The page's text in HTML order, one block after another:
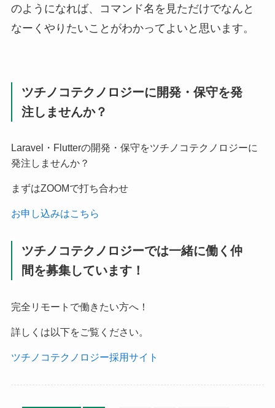
のようになれば、コマンド名を見ただけでなんと
なーくやりたいことがわかってよいと思います。
ツチノコテクノロジーに開発・保守を発
注しませんか？
Laravel・Flutterの開発・保守をツチノコテクノロジーに
発注しませんか？
まずはZOOMで打ち合わせ
お申し込みはこちら
ツチノコテクノロジーでは一緒に働く仲
間を募集しています！
完全リモートで働きたい方へ！
詳しくは以下をご覧ください。
ツチノコテクノロジー採用サイト